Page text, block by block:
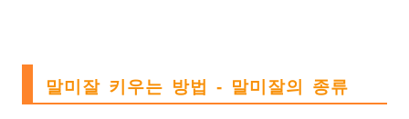
말미잘 키우는 방법 - 말미잘의 종류